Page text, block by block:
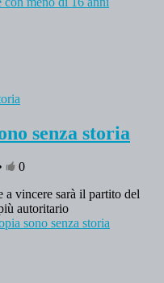
senza storia
0
a vincere sarà il partito del
autoritario
sono senza storia